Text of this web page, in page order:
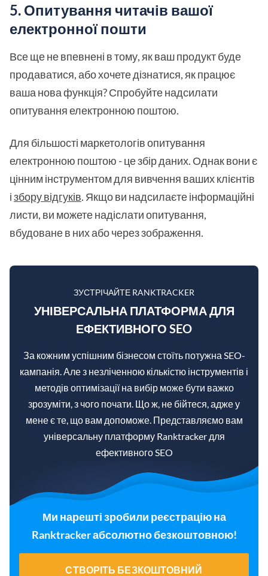
5. Опитування читачів вашої
електронної пошти
Все ще не впевнені в тому, як ваш продукт буде
продаватися, або хочете дізнатися, як працює
ваша нова функція? Спробуйте надсилати
опитування електронною поштою.
Для більшості маркетологів опитування
електронною поштою - це збір даних. Однак вони є
цінним інструментом для вивчення ваших клієнтів
ізбору відгуків. Якщо ви надсилаєте інформаційні
листи, ви можете надіслати опитування,
вбудоване в них або через зображення.
ЗУСТРІЧАЙТЕ RANKTRACKER
УНІВЕРСАЛЬНА ПЛАТФОРМА ДЛЯ
ЕФЕКТИВНОГО SEO
За кожним успішним бізнесом стоїть потужна SEO-
кампанія. Але з незліченною кількістю інструментів і
методів оптимізації на вибір може бути важко
зрозуміти, з чого почати. Що ж, не бійтеся, адже у
мене є те, що вам допоможе. Представляємо вам
універсальну платформу Ranktracker для
ефективного SEO
Ми нарешті зробили реєстрацію на
Ranktracker абсолютно безкоштовною!
СТВОРІТЬ БЕЗКОШТОВНИЙ